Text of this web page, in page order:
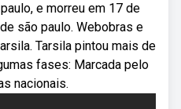
e morreu em 17 de
são paulo. Webobras e
Tarsila pintou mais de
fases: Marcada pelo
nacionais.